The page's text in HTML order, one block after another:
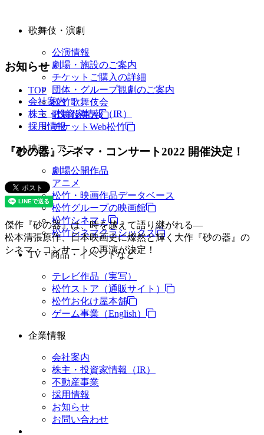
歌舞伎・演劇
公演情報
劇場・施設のご案内
チケットご購入の詳細
団体・グループ観劇のご案内
松竹歌舞伎会
歌舞伎美人
チケットWeb松竹
映画・アニメ
劇場公開作品
アニメ
松竹・映画作品データベース
松竹グループの映画館
松竹シネマ＋
松竹シネマクラシックス
TV・商品・イベントなど
テレビ作品（実写）
松竹ストア（通販サイト）
松竹お化け屋本舗
ゲーム事業（English）
企業情報
会社案内
株主・投資家情報（IR）
不動産事業
採用情報
お知らせ
お問い合わせ
お知らせ
TOP
会社案内
株主・投資家情報（IR）
採用情報
『砂の器』シネマ・コンサート2022 開催決定！
傑作『砂の器』は、時を越えて語り継がれる―
松本清張原作、日本映画史に燦然と輝く大作『砂の器』の
シネマ・コンサートの再演が決定！